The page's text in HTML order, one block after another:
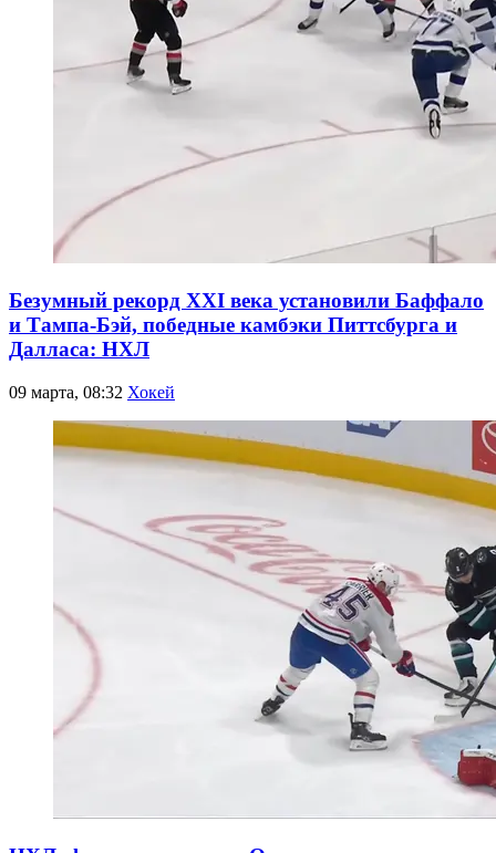
Безумный рекорд XXI века установили Баффало
и Тампа-Бэй, победные камбэки Питтсбурга и
Далласа: НХЛ
09 марта, 08:32 Хокей